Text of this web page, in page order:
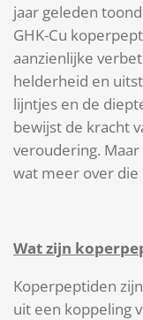
jaar geleden
GHK-Cu
aanzienlijke
helderheid en
lijntjes en de
bewijst de kracht
veroudering.
wat meer over
Wat zijn
Koperpeptiden
uit een koppeling